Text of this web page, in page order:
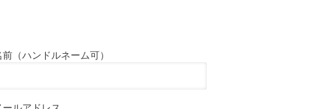
前（ハンドルネーム可）